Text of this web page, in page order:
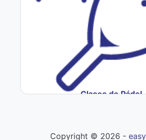
Clases de Pádel
Copyright © 2026 -